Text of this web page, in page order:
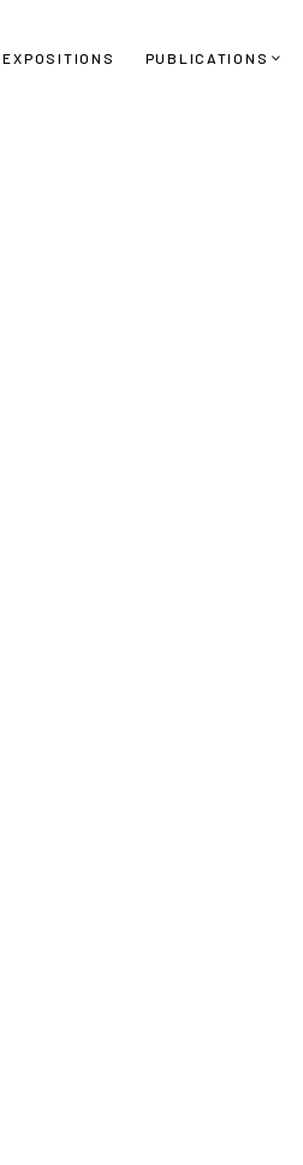
EXPOSITIONS PUBLICATIONS